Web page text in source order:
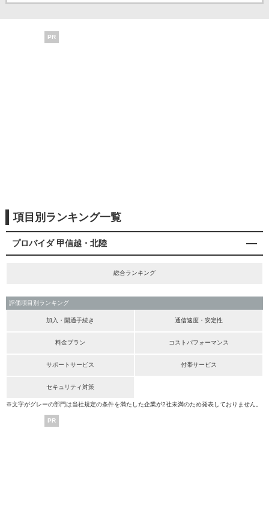
PR
項目別ランキング一覧
プロバイダ 甲信越・北陸
総合ランキング
評価項目別ランキング
加入・開通手続き 通信速度・安定性
料金プラン コストパフォーマンス
サポートサービス 付帯サービス
セキュリティ対策
※文字がグレーの部門は当社規定の条件を満たした企業が2社未満のため発表しておりません。
PR